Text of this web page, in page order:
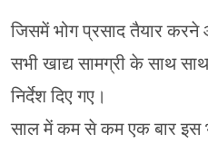
जिसमें भोग प्रसाद तैयार
सभी खाद्य सामग्री के साथ
निर्देश दिए गए।
साल में कम से कम एक बार इस